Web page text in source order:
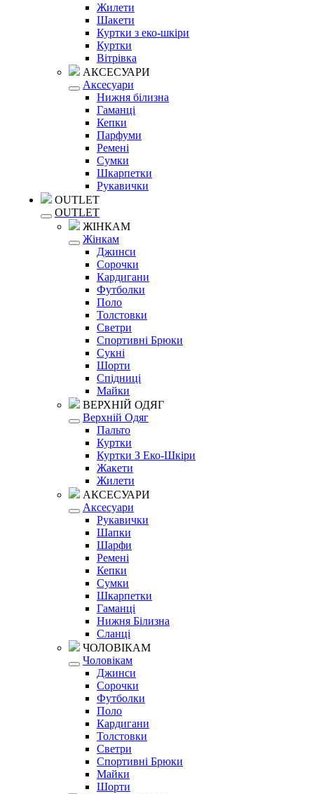
Жилети
Шакети
Куртки з еко-шкіри
Куртки
Вітрівка
АКСЕСУАРИ
Аксесуари
Нижня білизна
Гаманці
Кепки
Парфуми
Ремені
Сумки
Шкарпетки
Рукавички
OUTLET
OUTLET
ЖІНКАМ
Жінкам
Джинси
Сорочки
Кардигани
Футболки
Поло
Толстовки
Светри
Спортивні Брюки
Сукні
Шорти
Спідниці
Майки
ВЕРХНІЙ ОДЯГ
Верхній Одяг
Пальто
Куртки
Куртки З Еко-Шкіри
Жакети
Жилети
АКСЕСУАРИ
Аксесуари
Рукавички
Шапки
Шарфи
Ремені
Кепки
Сумки
Шкарпетки
Гаманці
Нижня Білизна
Сланці
ЧОЛОВІКАМ
Чоловікам
Джинси
Сорочки
Футболки
Поло
Кардигани
Толстовки
Светри
Спортивні Брюки
Майки
Шорти